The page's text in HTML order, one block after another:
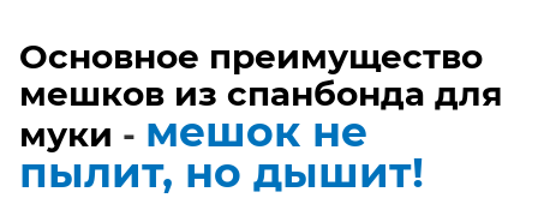
Основное преимущество
мешков из спанбонда для
муки - мешок не
пылит, но дышит!